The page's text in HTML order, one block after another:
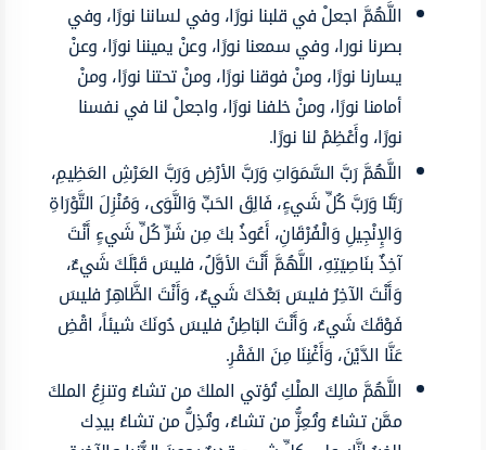
اللَّهُمَّ اجعلْ في قلبنا نورًا، وفي لساننا نورًا، وفي
بصرنا نورا، وفي سمعنا نورًا، وعنْ يميننا نورًا، وعنْ
يسارنا نورًا، ومنْ فوقنا نورًا، ومنْ تحتنا نورًا، ومنْ
أمامنا نورًا، ومنْ خلفنا نورًا، واجعلْ لنا في نفسنا
نورًا، وأَعْظِمْ لنا نورًا.
اللَّهُمَّ رَبَّ السَّمَوَاتِ وَرَبَّ الأرْضِ وَرَبَّ العَرْشِ العَظِيمِ،
رَبَّنَا وَرَبَّ كُلِّ شَيءٍ، فَالِقَ الحَبِّ وَالنَّوَى، وَمُنْزِلَ التَّوْرَاةِ
وَالإِنْجِيلِ وَالْفُرْقَانِ، أَعُوذُ بكَ مِن شَرِّ كُلِّ شَيءٍ أَنْتَ
آخِذٌ بنَاصِيَتِهِ، اللَّهُمَّ أَنْتَ الأوَّلُ، فليسَ قَبْلَكَ شَيءٌ،
وَأَنْتَ الآخِرُ فليسَ بَعْدَكَ شَيءٌ، وَأَنْتَ الظَّاهِرُ فليسَ
فَوْقَكَ شَيءٌ، وَأَنْتَ البَاطِنُ فليسَ دُونَكَ شيئاً، اقْضِ
عَنَّا الدَّيْنَ، وَأَغْنِنَا مِنَ الفَقْرِ.
اللَّهُمَّ مالِكَ الملْكِ تُؤتي الملكَ من تشاءُ وتنزِعُ الملكَ
ممَّن تشاءُ وتُعِزُّ من تشاءُ، وتُذِلُّ من تشاءُ بيدِك